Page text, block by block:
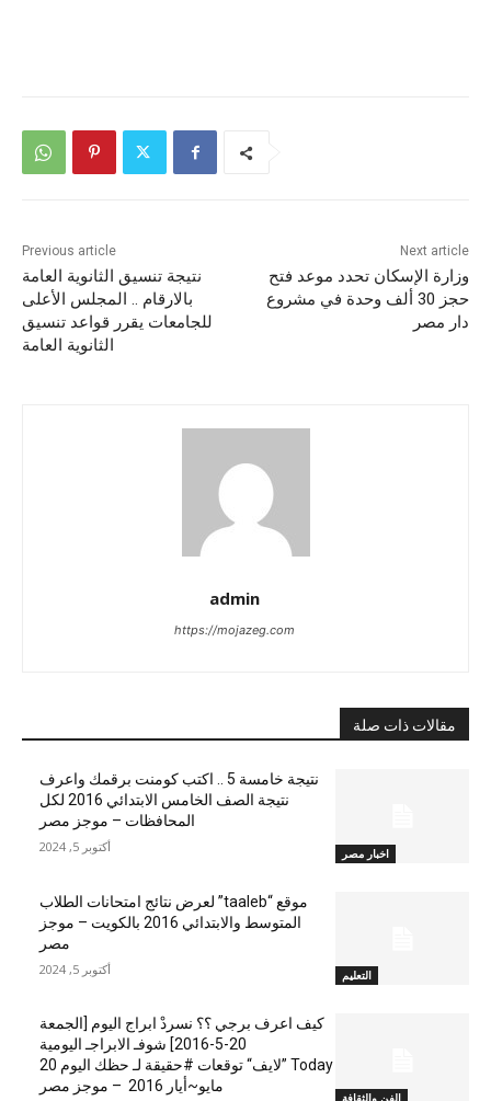
Previous article
نتيجة تنسيق الثانوية العامة
بالارقام .. المجلس الأعلى
للجامعات يقرر قواعد تنسيق
الثانوية العامة
Next article
وزارة الإسكان تحدد موعد فتح
حجز 30 ألف وحدة في مشروع
دار مصر
admin
https://mojazeg.com
مقالات ذات صلة
اخبار مصر
نتيجة خامسة 5 .. اكتب كومنت برقمك واعرف
نتيجة الصف الخامس الابتدائي 2016 لكل
المحافظات – موجز مصر
أكتوبر 5, 2024
التعليم
موقع “taaleb” لعرض نتائج امتحانات الطلاب
المتوسط والابتدائي 2016 بالكويت – موجز
مصر
أكتوبر 5, 2024
الفن والثقافة
كيف اعرف برجي ؟؟ نسردْ ابراج اليوم [الجمعة
20-5-2016] شوفـ الابراجـ اليومية
Today ”لايف“ توقعات #حقيقة لـ حظك اليوم 20
مايو~أيار 2016 – موجز مصر